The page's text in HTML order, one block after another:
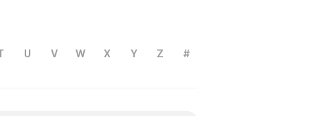
U V W X Y Z #